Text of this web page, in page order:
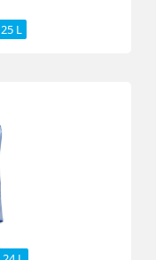
25 L